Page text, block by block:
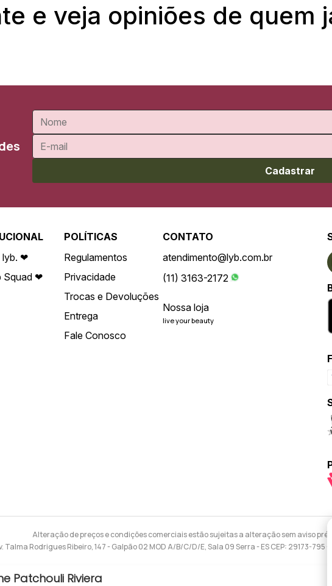
e veja opiniões de quem
Cadastrar
lyb. ❤
Squad ❤
POLÍTICAS
Regulamentos
Privacidade
Trocas e Devoluções
Entrega
Fale Conosco
CONTATO
atendimento@lyb.com.br
(11) 3163-2172
Nossa loja
live your beauty
Alteração de preços e condições comerciais estão sujeitas a alteração sem aviso
Talma Rodrigues Ribeiro, 147 - Galpão 02 MOD A/B/C/D/E, Sala 09 Serra - ES CEP: 29173-795 -
Patchouli Riviera